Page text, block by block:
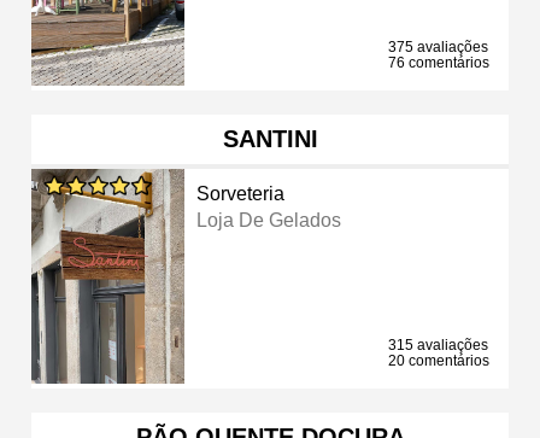
375 avaliações
76 comentários
SANTINI
Sorveteria
Loja De Gelados
315 avaliações
20 comentários